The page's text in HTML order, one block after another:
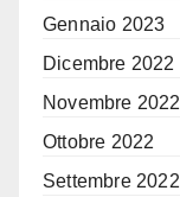
Gennaio 2023
Dicembre 2022
Novembre 2022
Ottobre 2022
Settembre 2022